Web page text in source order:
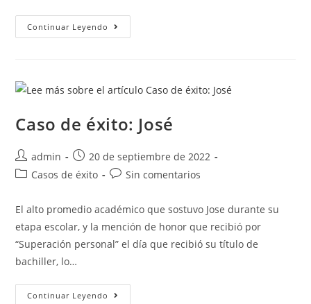
Continuar Leyendo
Caso de éxito: José
admin
20 de septiembre de 2022
Casos de éxito
Sin comentarios
​​​​​​El alto promedio académico que sostuvo Jose durante su
etapa escolar, y la mención de honor que recibió por
“Superación personal” el día que recibió su título de
bachiller, lo…
Continuar Leyendo